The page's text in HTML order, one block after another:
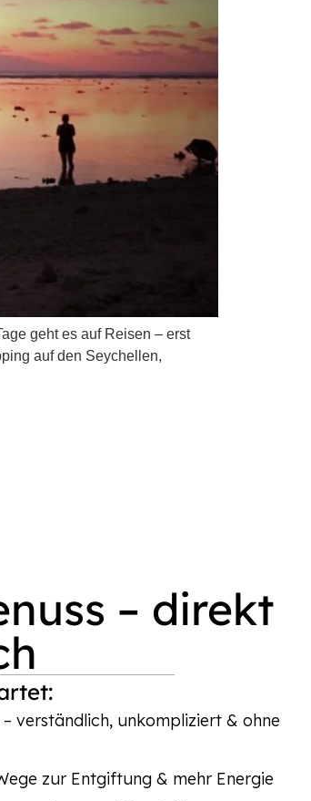
geht es auf Reisen – erst
auf den Seychellen,
– direkt
– verständlich, unkompliziert & ohne
zur Entgiftung & mehr Energie